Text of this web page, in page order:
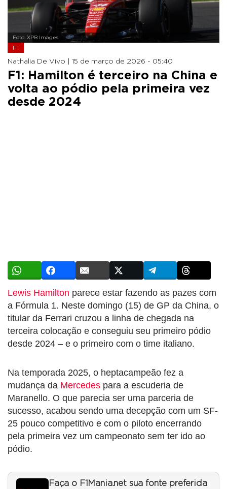
Foto: XPB Images
F1
Nathalia De Vivo | 15 de março de 2026 - 05:40
F1: Hamilton é terceiro na China e
volta ao pódio pela primeira vez
desde 2024
Lewis Hamilton parece estar fazendo as pazes com
a Fórmula 1. Neste domingo (15) de GP da China, o
titular da Ferrari cruzou a linha de chegada na
terceira colocação e conseguiu seu primeiro pódio
desde 2024 – e o primeiro com o time italiano.
Na temporada 2025, o heptacampeão fez a
mudança da Mercedes para a escuderia de
Maranello. O que parecia ser uma parceria de
sucesso, acabou sendo uma decepção com um SF-
25 pouco competitivo e com o piloto encerrando
pela primeira vez um campeonato sem ter ido ao
pódio.
Faça o F1Mania.net sua fonte preferida